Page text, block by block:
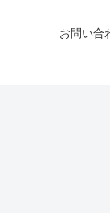
お問い合